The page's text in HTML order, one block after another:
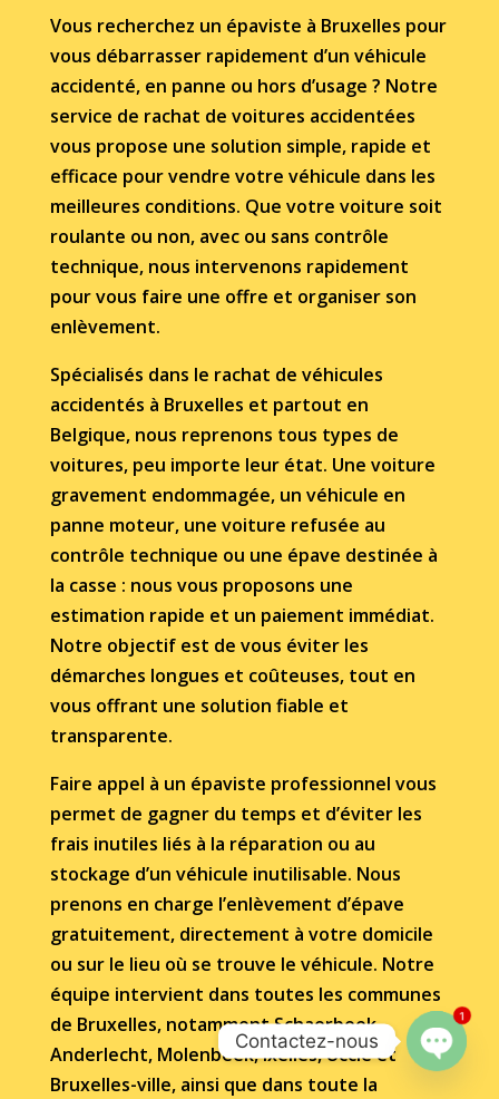
Vous recherchez un épaviste à Bruxelles pour
vous débarrasser rapidement d’un véhicule
accidenté, en panne ou hors d’usage ? Notre
service de rachat de voitures accidentées
vous propose une solution simple, rapide et
efficace pour vendre votre véhicule dans les
meilleures conditions. Que votre voiture soit
roulante ou non, avec ou sans contrôle
technique, nous intervenons rapidement
pour vous faire une offre et organiser son
enlèvement.
Spécialisés dans le rachat de véhicules
accidentés à Bruxelles et partout en
Belgique, nous reprenons tous types de
voitures, peu importe leur état. Une voiture
gravement endommagée, un véhicule en
panne moteur, une voiture refusée au
contrôle technique ou une épave destinée à
la casse : nous vous proposons une
estimation rapide et un paiement immédiat.
Notre objectif est de vous éviter les
démarches longues et coûteuses, tout en
vous offrant une solution fiable et
transparente.
Faire appel à un épaviste professionnel vous
permet de gagner du temps et d’éviter les
frais inutiles liés à la réparation ou au
stockage d’un véhicule inutilisable. Nous
prenons en charge l’enlèvement d’épave
gratuitement, directement à votre domicile
ou sur le lieu où se trouve le véhicule. Notre
équipe intervient dans toutes les communes
de Bruxelles, notamment Schaerbeek,
Anderlecht, Molenbeek, Ixelles, Uccle et
Bruxelles-ville, ainsi que dans toute la
Contactez-nous
1